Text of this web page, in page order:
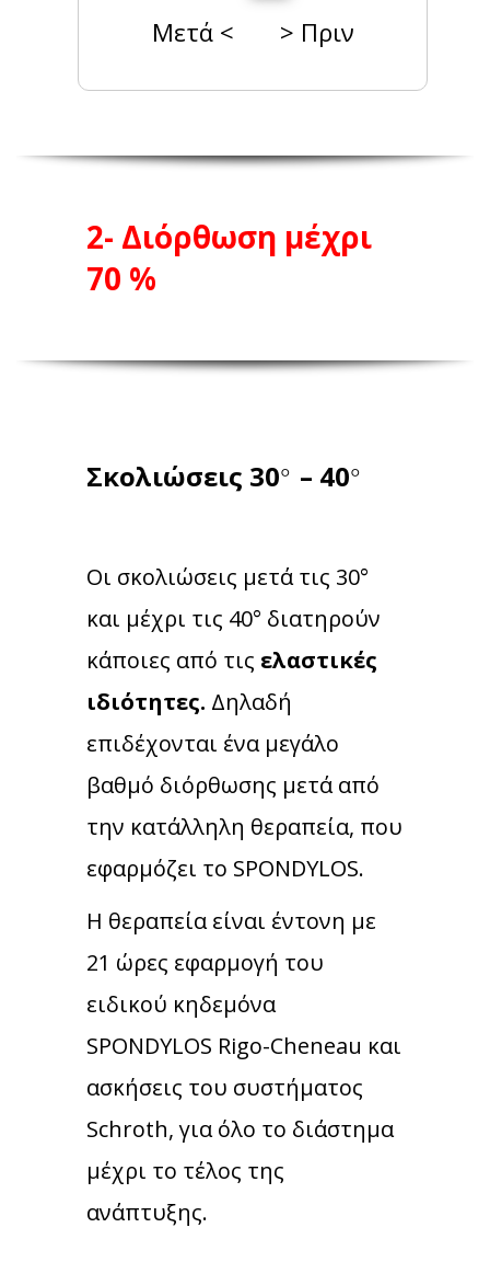
Μετά < > Πριν
2- Διόρθωση μέχρι
70 %
Σκολιώσεις 30° – 40°
Οι σκολιώσεις μετά τις 30°
και μέχρι τις 40° διατηρούν
κάποιες από τις ελαστικές
ιδιότητες. Δηλαδή
επιδέχονται ένα μεγάλο
βαθμό διόρθωσης μετά από
την κατάλληλη θεραπεία, που
εφαρμόζει το SPONDYLOS.
Η θεραπεία είναι έντονη με
21 ώρες εφαρμογή του
ειδικού κηδεμόνα
SPONDYLOS Rigo-Cheneau και
ασκήσεις του συστήματος
Schroth, για όλο το διάστημα
μέχρι το τέλος της
ανάπτυξης.